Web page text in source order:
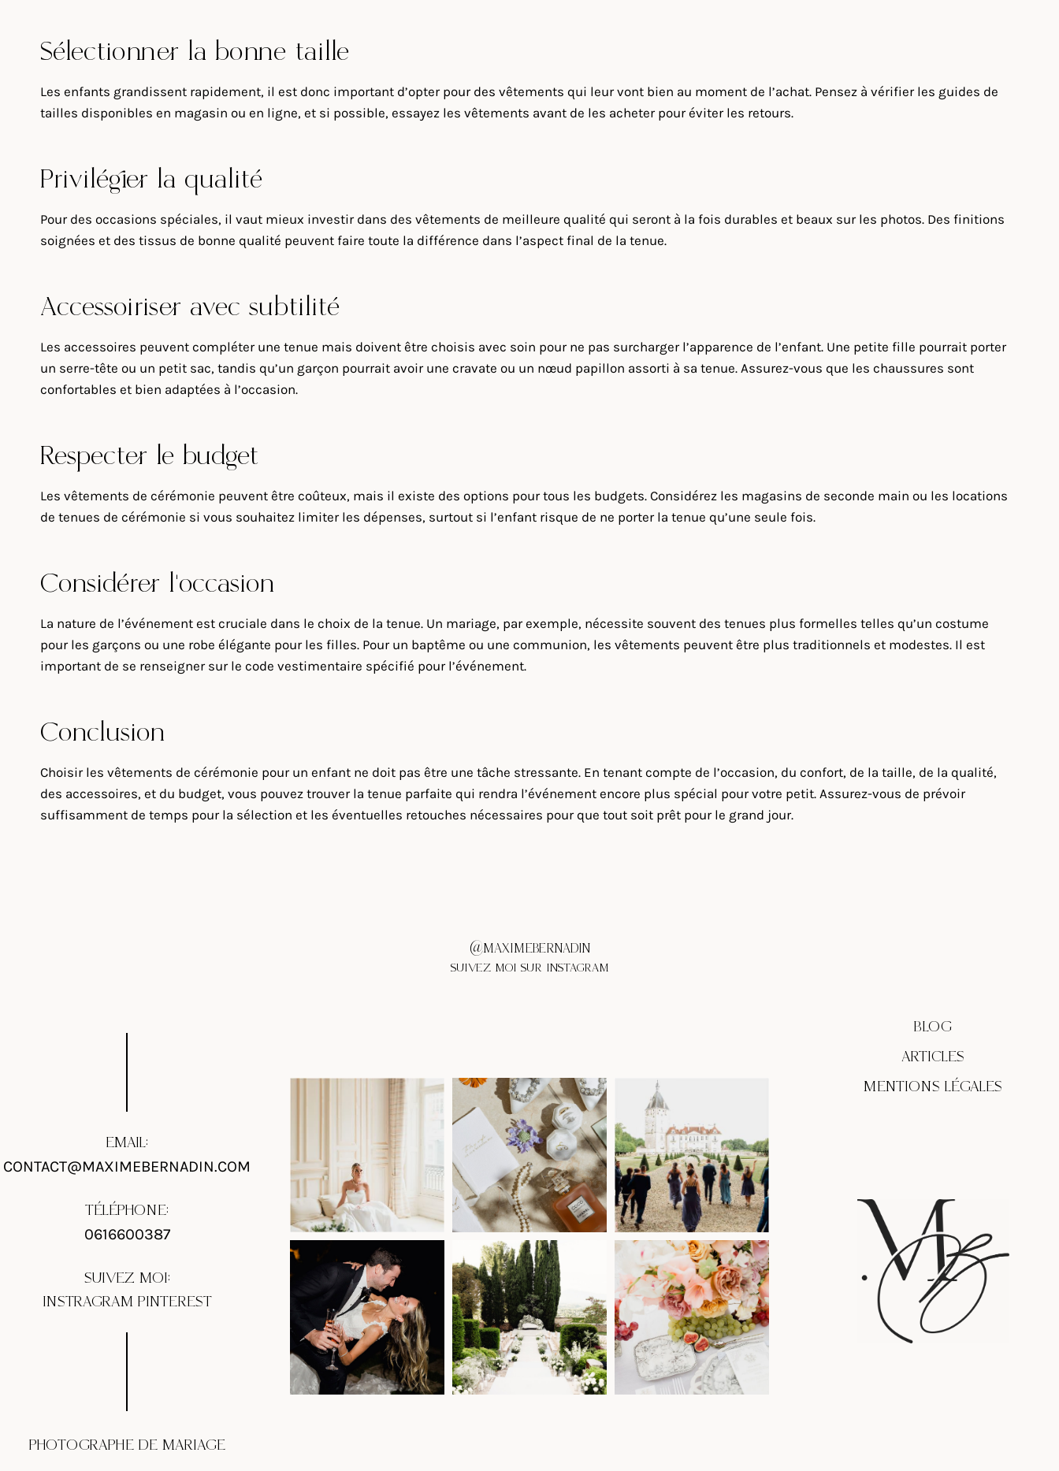
Sélectionner la bonne taille
Les enfants grandissent rapidement, il est donc important d’opter pour des vêtements qui leur vont bien au moment de l’achat. Pensez à vérifier les guides de
tailles disponibles en magasin ou en ligne, et si possible, essayez les vêtements avant de les acheter pour éviter les retours.
Privilégier la qualité
Pour des occasions spéciales, il vaut mieux investir dans des vêtements de meilleure qualité qui seront à la fois durables et beaux sur les photos. Des finitions
soignées et des tissus de bonne qualité peuvent faire toute la différence dans l’aspect final de la tenue.
Accessoiriser avec subtilité
Les accessoires peuvent compléter une tenue mais doivent être choisis avec soin pour ne pas surcharger l’apparence de l’enfant. Une petite fille pourrait porter
un serre-tête ou un petit sac, tandis qu’un garçon pourrait avoir une cravate ou un nœud papillon assorti à sa tenue. Assurez-vous que les chaussures sont
confortables et bien adaptées à l’occasion.
Respecter le budget
Les vêtements de cérémonie peuvent être coûteux, mais il existe des options pour tous les budgets. Considérez les magasins de seconde main ou les locations
de tenues de cérémonie si vous souhaitez limiter les dépenses, surtout si l’enfant risque de ne porter la tenue qu’une seule fois.
Considérer l’occasion
La nature de l’événement est cruciale dans le choix de la tenue. Un mariage, par exemple, nécessite souvent des tenues plus formelles telles qu’un costume
pour les garçons ou une robe élégante pour les filles. Pour un baptême ou une communion, les vêtements peuvent être plus traditionnels et modestes. Il est
important de se renseigner sur le code vestimentaire spécifié pour l’événement.
Conclusion
Choisir les vêtements de cérémonie pour un enfant ne doit pas être une tâche stressante. En tenant compte de l’occasion, du confort, de la taille, de la qualité,
des accessoires, et du budget, vous pouvez trouver la tenue parfaite qui rendra l’événement encore plus spécial pour votre petit. Assurez-vous de prévoir
suffisamment de temps pour la sélection et les éventuelles retouches nécessaires pour que tout soit prêt pour le grand jour.
@MAXIMEBERNADIN
SUIVEZ MOI SUR INSTAGRAM
EMAIL:
CONTACT@MAXIMEBERNADIN.COM
TÉLÉPHONE:
0616600387
SUIVEZ MOI:
INSTRAGRAM PINTEREST
PHOTOGRAPHE DE MARIAGE
BLOG
ARTICLES
MENTIONS LÉGALES